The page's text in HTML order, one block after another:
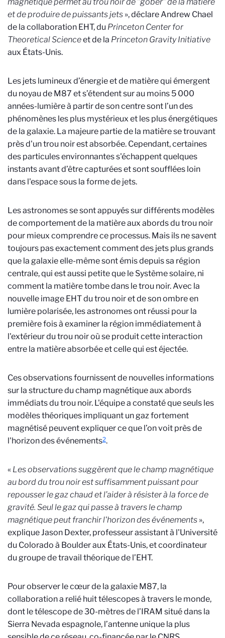
et de produirede puissants jets », déclare Andrew Chael
de la collaboration EHT, du Princeton Center for
Theoretical Scienceet de la Princeton Gravity Initiative
aux États-Unis.
Les jets lumineux d’énergie et de matière qui émergent
du noyau de M87 et s’étendent sur au moins 5 000
années-lumière à partir de son centre sont l’un des
phénomènes les plus mystérieux et les plus énergétiques
de la galaxie. La majeure partie de la matière se trouvant
près d'un trou noir est absorbée. Cependant, certaines
des particules environnantes s'échappent quelques
instants avant d’être capturées et sont soufflées loin
dans l'espace sous la forme de jets.
Les astronomes se sont appuyés sur différents modèles
de comportement de la matière aux abords du trou noir
pour mieux comprendre ce processus. Mais ils ne savent
toujours pas exactement comment des jets plus grands
que la galaxie elle-même sont émis depuis sa région
centrale, qui est aussi petite que le Système solaire, ni
comment la matière tombe dans le trou noir. Avec la
nouvelle image EHT du trou noir et de son ombre en
lumière polarisée, les astronomes ont réussi pour la
première fois à examiner la région immédiatement à
l'extérieur du trou noir où se produit cette interaction
entre la matière absorbée et celle qui est éjectée.
Ces observations fournissent de nouvelles informations
sur la structure du champ magnétique aux abords
immédiats du trou noir. L'équipe a constaté que seuls les
modèles théoriques impliquant un gaz fortement
magnétisé peuvent expliquer ce que l’on voit près de
l'horizon des événements2.
« Les observations suggèrent que le champ magnétique
au bord du trou noir est suffisamment puissant pour
repousser le gaz chaud et l’aider à résister à la force de
gravité. Seul le gaz qui passe à travers le champ
magnétique peut franchir l'horizon des événements »,
explique Jason Dexter, professeur assistant à l'Université
du Colorado à Boulder aux États-Unis, et coordinateur
du groupe de travail théorique de l’EHT.
Pour observer le cœur de la galaxie M87, la
collaboration a relié huit télescopes à travers le monde,
dont le télescope de 30-mètres de l’IRAM situé dans la
Sierra Nevada espagnole, l’antenne unique la plus